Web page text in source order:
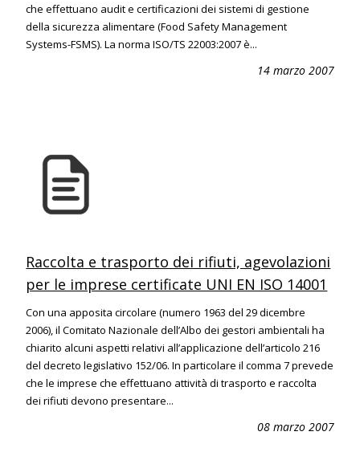
che effettuano audit e certificazioni dei sistemi di gestione
della sicurezza alimentare (Food Safety Management
Systems-FSMS). La norma ISO/TS 22003:2007 è...
14 marzo 2007
Raccolta e trasporto dei rifiuti, agevolazioni
per le imprese certificate UNI EN ISO 14001
Con una apposita circolare (numero 1963 del 29 dicembre
2006), il Comitato Nazionale dell’Albo dei gestori ambientali ha
chiarito alcuni aspetti relativi all’applicazione dell’articolo 216
del decreto legislativo 152/06. In particolare il comma 7 prevede
che le imprese che effettuano attività di trasporto e raccolta
dei rifiuti devono presentare...
08 marzo 2007